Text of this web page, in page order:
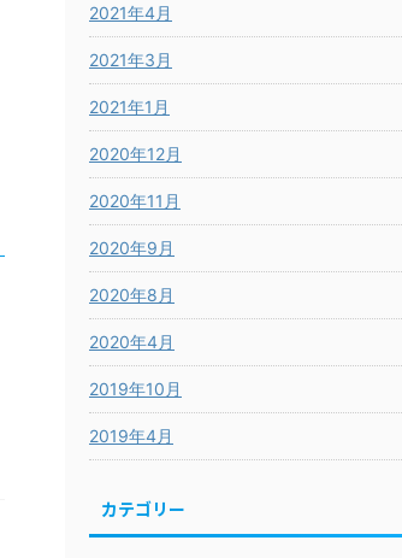
2021年4月
2021年3月
2021年1月
2020年12月
2020年11月
2020年9月
2020年8月
2020年4月
2019年10月
2019年4月
カテゴリー